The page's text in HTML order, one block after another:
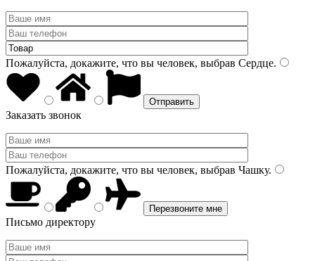
Пожалуйста, докажите, что вы человек, выбрав Сердце.
Заказать звонок
Пожалуйста, докажите, что вы человек, выбрав Чашку.
Письмо директору